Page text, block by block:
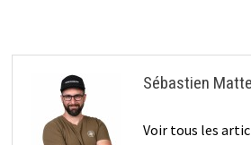
Sébastien Matte
Voir tous les